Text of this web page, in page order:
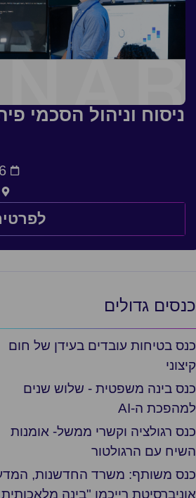
ניסוח וניהול הסכמי
כנסים גדולים
כנס בטיחות עובדים בעידן של חום
קיצוני
כנס בינה משפטית - שלוש שנים
למהפכת ה-AI
כנס רגולציה וקשרי ממשל- אומנות
השיח עם הרגולטור
כנס משותף: משרד החדשנות,
אוניברסיטת רייכמן "בינה מלאכותית